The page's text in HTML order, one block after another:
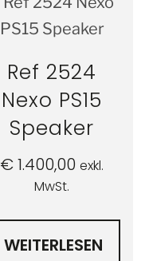
Ref 2524
Nexo PS15
Speaker
€1.400,00 exkl.
MwSt.
WEITERLESEN